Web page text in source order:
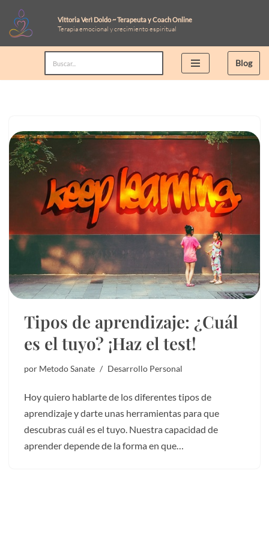
Saltar
al
Vittoria Verì Doldo ~ Terapeuta y Coach Online
Terapia emocional y crecimiento espiritual
Blog
Tipos de aprendizaje: ¿Cuál
es el tuyo? ¡Haz el test!
por Metodo Sanate Desarrollo Personal
Hoy quiero hablarte de los diferentes tipos de
aprendizaje y darte unas herramientas para que
descubras cuál es el tuyo. Nuestra capacidad de
aprender depende de la forma en que…